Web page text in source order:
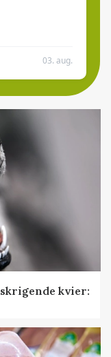
03. aug.
kvier: